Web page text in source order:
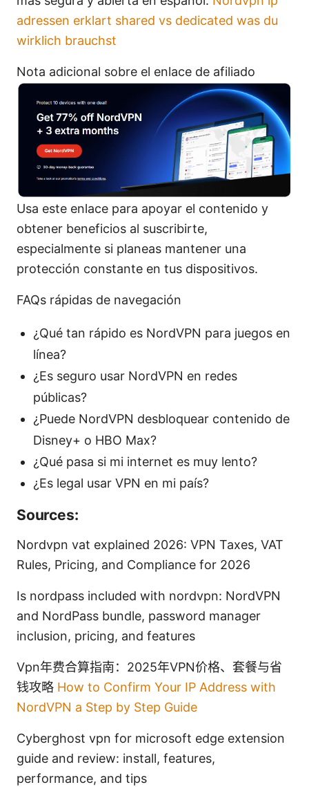
adressen erklart shared vs dedicated was du
wirklich brauchst
Nota adicional sobre el enlace de afiliado
Usa este enlace para apoyar el contenido y
obtener beneficios al suscribirte,
especialmente si planeas mantener una
protección constante en tus dispositivos.
FAQs rápidas de navegación
¿Qué tan rápido es NordVPN para juegos en
línea?
¿Es seguro usar NordVPN en redes
públicas?
¿Puede NordVPN desbloquear contenido de
Disney+ o HBO Max?
¿Qué pasa si mi internet es muy lento?
¿Es legal usar VPN en mi país?
Sources:
Nordvpn vat explained 2026: VPN Taxes, VAT
Rules, Pricing, and Compliance for 2026
Is nordpass included with nordvpn: NordVPN
and NordPass bundle, password manager
inclusion, pricing, and features
Vpn年费合算指南：2025年VPN价格、套餐与省
钱攻略 How to Confirm Your IP Address with
NordVPN a Step by Step Guide
Cyberghost vpn for microsoft edge extension
guide and review: install, features,
performance, and tips